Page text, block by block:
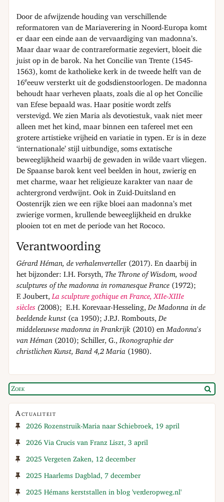
Door de afwijzende houding van verschillende
reformatoren van de Mariaverering in Noord-Europa komt
er daar een einde aan de vervaardiging van madonna’s.
Maar daar waar de contrareformatie zegeviert, bloeit die
juist op in de barok. Na het Concilie van Trente (1545-
1563), komt de katholieke kerk in de tweede helft van de
16eeeuw versterkt uit de godsdienstoorlogen. De madonna
behoudt haar verheven plaats, zoals die al op het Concilie
van Efese bepaald was. Haar positie wordt zelfs
verstevigd. We zien Maria als devotiestuk, vaak niet meer
alleen met het kind, maar binnen een tafereel met een
grotere artistieke vrijheid en variatie in typen. Er is in deze
‘internationale’ stijl uitbundige, soms extatische
beweeglijkheid waarbij de gewaden in wilde vaart vliegen.
De Spaanse barok kent veel beelden in hout, zwierig en
met charme, waar het religieuze karakter van naar de
achtergrond verdwijnt. Ook in Zuid-Duitsland en
Oostenrijk zien we een rijke bloei aan madonna’s met
zwierige vormen, krullende beweeglijkheid en drukke
plooien tot en met de periode van het Rococo.
Verantwoording
Gérard Héman, de verhalenverteller (2017). En daarbij in
het bijzonder: I.H. Forsyth,The Throne of Wisdom, wood
sculptures of the madonna in romanesque France (1972);
F. Joubert,La sculpture gothique en France, XIIe-XIIIe
siècles (2008); E.H. Korevaar-Hesseling,De Madonna in de
beeldende kunst (ca 1950); J.P.J. Rombouts,De
middeleeuwse madonna in Frankrijk (2010) enMadonna's
van Héman (2010); Schiller, G.,Ikonographie der
christlichen Kunst, Band 4,2 Maria (1980).
Actualiteit
2026 Rozenstruik-Maria naar Schiebroek, 19 april
2026 Via Crucis van Franz Liszt, 3 april
2025 Vergeten Zaken, 12 december
2025 Haarlems Dagblad, 7 december
2025 Hémans kerststallen in blog 'verderopweg.nl'